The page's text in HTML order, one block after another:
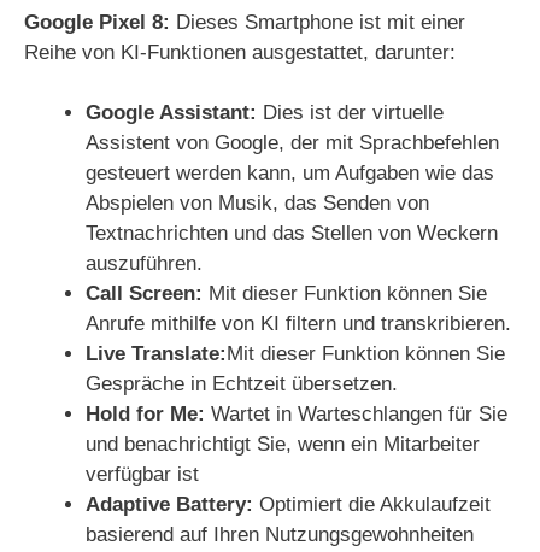
Google Pixel 8: Dieses Smartphone ist mit einer
Reihe von KI-Funktionen ausgestattet, darunter:
Google Assistant: Dies ist der virtuelle
Assistent von Google, der mit Sprachbefehlen
gesteuert werden kann, um Aufgaben wie das
Abspielen von Musik, das Senden von
Textnachrichten und das Stellen von Weckern
auszuführen.
Call Screen: Mit dieser Funktion können Sie
Anrufe mithilfe von KI filtern und transkribieren.
Live Translate: Mit dieser Funktion können Sie
Gespräche in Echtzeit übersetzen.
Hold for Me: Wartet in Warteschlangen für Sie
und benachrichtigt Sie, wenn ein Mitarbeiter
verfügbar ist
Adaptive Battery: Optimiert die Akkulaufzeit
basierend auf Ihren Nutzungsgewohnheiten